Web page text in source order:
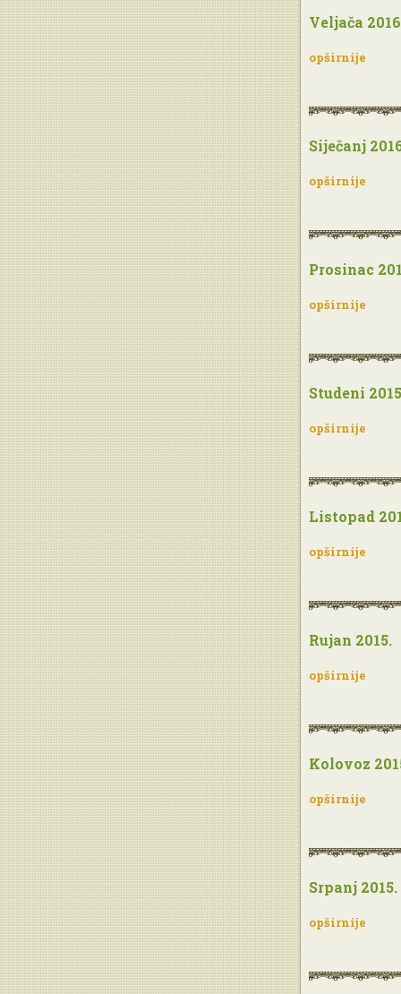
Veljača
opširnije
Siječanj
opširnije
Prosinac
opširnije
Studeni
opširnije
Listopad
opširnije
Rujan 2015.
opširnije
Kolovoz
opširnije
Srpanj 2015.
opširnije